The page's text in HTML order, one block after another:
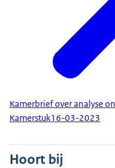
Kamerbrief over analyse
Kamerstuk16-03-2023
Hoort bij